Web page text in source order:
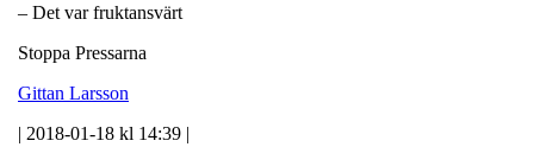
– Det var fruktansvärt
Stoppa Pressarna
Gittan Larsson
| 2018-01-18 kl 14:39 |